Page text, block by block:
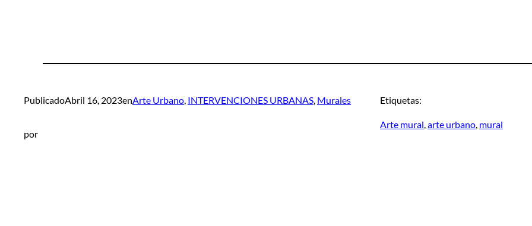
PublicadoAbril 16, 2023enArte Urbano, INTERVENCIONES URBANAS, Murales
por
Etiquetas:
Arte mural, arte urbano, mural